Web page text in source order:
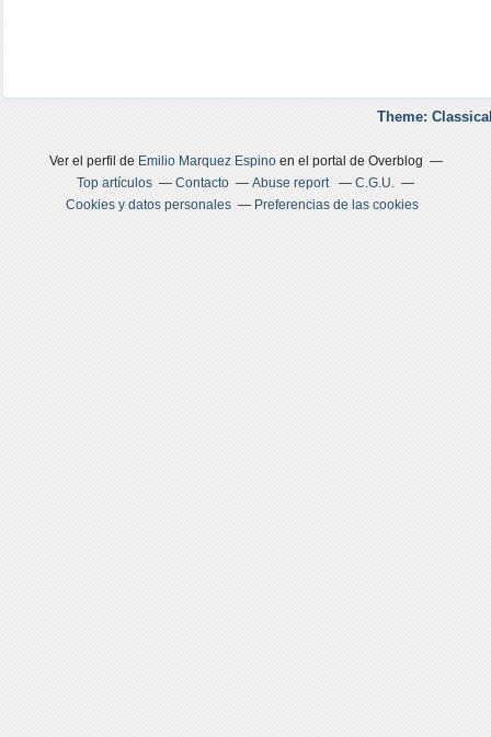
Theme:
Ver el perfil de Emilio Marquez Espinoen el portal de Overblog
Top artículos
Contacto Abuse report
C.G.U.
Cookies y datos personales
Preferencias de las cookies